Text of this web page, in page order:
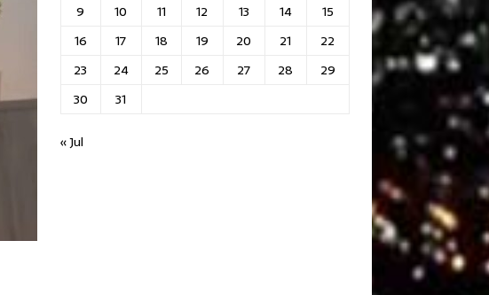
9
10 11 12 13 14
15
16
17 18 19 20 21
22
23
24 25 26 27 28
29
30
31
« Jul